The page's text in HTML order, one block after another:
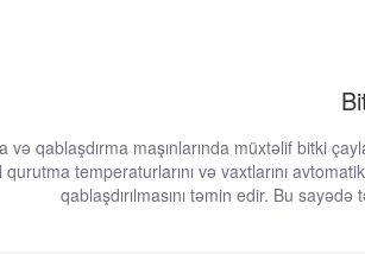
qablaşdırma maşınlarında müxtəlif bitki
temperaturlarını və vaxtlarını
qablaşdırılmasını təmin edir. Bu sayədə